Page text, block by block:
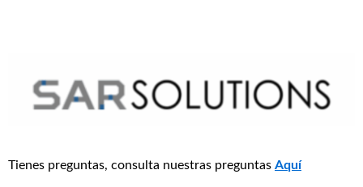
Tienes preguntas, consulta nuestras preguntas Aquí